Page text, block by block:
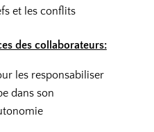
et les conflits
des collaborateurs:
les responsabiliser
dans son